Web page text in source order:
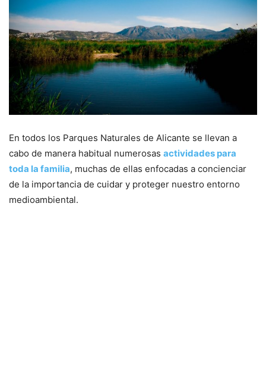
En todos los Parques Naturales de Alicante se llevan a
cabo de manera habitual numerosas actividades para
toda la familia, muchas de ellas enfocadas a concienciar
de la importancia de cuidar y proteger nuestro entorno
medioambiental.